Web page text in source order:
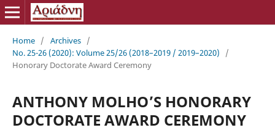
Home / Archives /
No. 25-26 (2020): Volume 25/26 (2018–2019 / 2019–2020)
/
Honorary Doctorate Award Ceremony
ANTHONY MOLHO’S HONORARY
DOCTORATE AWARD CEREMONY